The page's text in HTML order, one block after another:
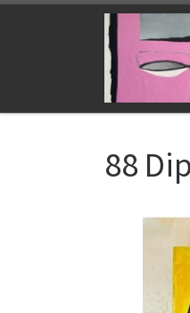
Zum Inhalt springen
88